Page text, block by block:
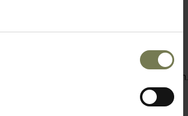
ansvaret for afviklingen af de mange
med konferenceerfarne Jan Rydén,
og fløjte glider ind i omgivelserne
vagt. Han kan ikke undertrykke et lille
om topledere, der straks tier og står helt
orden i det gamle, 3-etager høje arrestrum.
får straks lejrskoleeleven fra
til at bukke sig efter det stykke papir,